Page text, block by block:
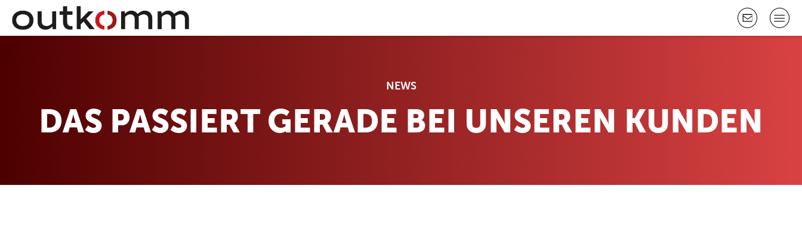
NEWS
DAS PASSIERT GERADE BEI UNSEREN KUNDEN